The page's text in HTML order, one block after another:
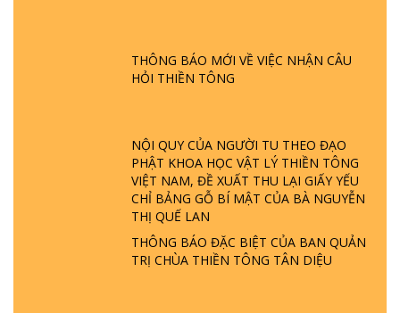
THÔNG BÁO MỚI VỀ VIỆC NHẬN CÂU
HỎI THIỀN TÔNG
NỘI QUY CỦA NGƯỜI TU THEO ĐẠO
PHẬT KHOA HỌC VẬT LÝ THIỀN TÔNG
VIỆT NAM, ĐỀ XUẤT THU LẠI GIẤY YẾU
CHỈ BẢNG GỖ BÍ MẬT CỦA BÀ NGUYỄN
THỊ QUẾ LAN
THÔNG BÁO ĐẶC BIỆT CỦA BAN QUẢN
TRỊ CHÙA THIỀN TÔNG TÂN DIỆU
TTTD
GIẢI ĐÁP THIỀN TÔNG ĐẶC BIỆT P22 - TẠI
SAO TRÁI ĐẤT NHIỀU THIÊN TAI - LŨ LỤT
- HỎA HOẠN | TTTD
GIẢI ĐÁP THIỀN TÔNG ĐẶC BIỆT P21 - TẠI